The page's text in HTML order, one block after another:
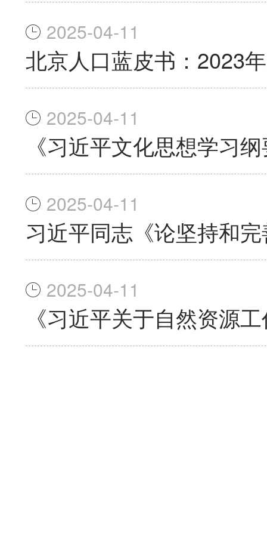
2025-04-11
北京人口蓝皮书：2023
2025-04-11
《习近平文化思想学习
2025-04-11
习近平同志《论坚持和
2025-04-11
《习近平关于自然资源